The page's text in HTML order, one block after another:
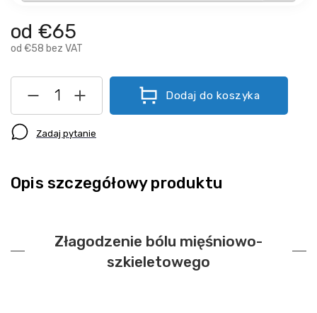
od €65
od €58 bez VAT
Dodaj do koszyka
Zadaj pytanie
Opis szczegółowy produktu
Złagodzenie bólu mięśniowo-
szkieletowego